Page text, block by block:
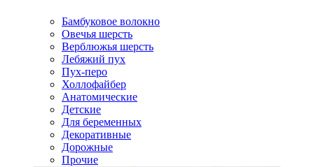
Бамбуковое волокно
Овечья шерсть
Верблюжья шерсть
Лебяжий пух
Пух-перо
Холлофайбер
Анатомические
Детские
Для беременных
Декоративные
Дорожные
Прочие